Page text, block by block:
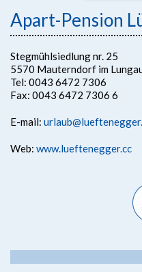
Apart-Pension
Stegmühlsiedlung nr. 25
5570 Mauterndorf im
Tel: 0043 6472 7306
Fax: 0043 6472 7306 6
E-mail:
Web: www.lueftenegger.cc